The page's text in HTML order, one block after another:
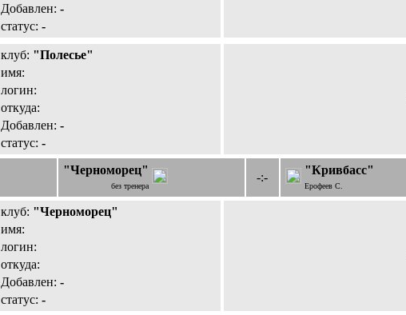
Добавлен: -
статус: -
клуб: "Полесье"
имя:
логин:
откуда:
Добавлен: -
статус: -
"Черноморец"
без тренера
-:-
"Кривбасс"
Ерофеев С.
клуб: "Черноморец"
имя:
логин:
откуда:
Добавлен: -
статус: -